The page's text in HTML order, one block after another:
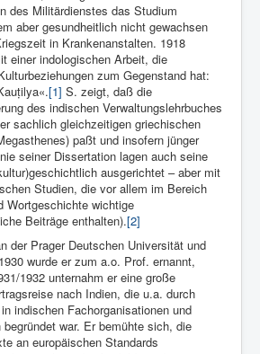
des Militärdienstes das Studium
aber gesundheitlich nicht gewachsen
in Krankenanstalten. 1918
einer indolo­gischen Arbeit, die
zum Gegenstand hat:
[1] S. zeigt, daß die
des indischen Verwal­tungslehrbuches
sachlich gleichzeitigen griechischen
paßt und insofern jün­ger
seiner Dissertation lagen auch seine
ausgerichtet – aber mit
Studien, die vor allem im Bereich
Wortgeschichte wichtige
Beiträge enthalten).[2]
der Prager Deutschen Universität und
wurde er zum a.o. Prof. ernannt,
1932 un­ternahm er eine große
nach Indien, die u.a. durch
indischen Fachorgani­sationen und
begründet war. Er bemühte sich, die
an europäischen Standards